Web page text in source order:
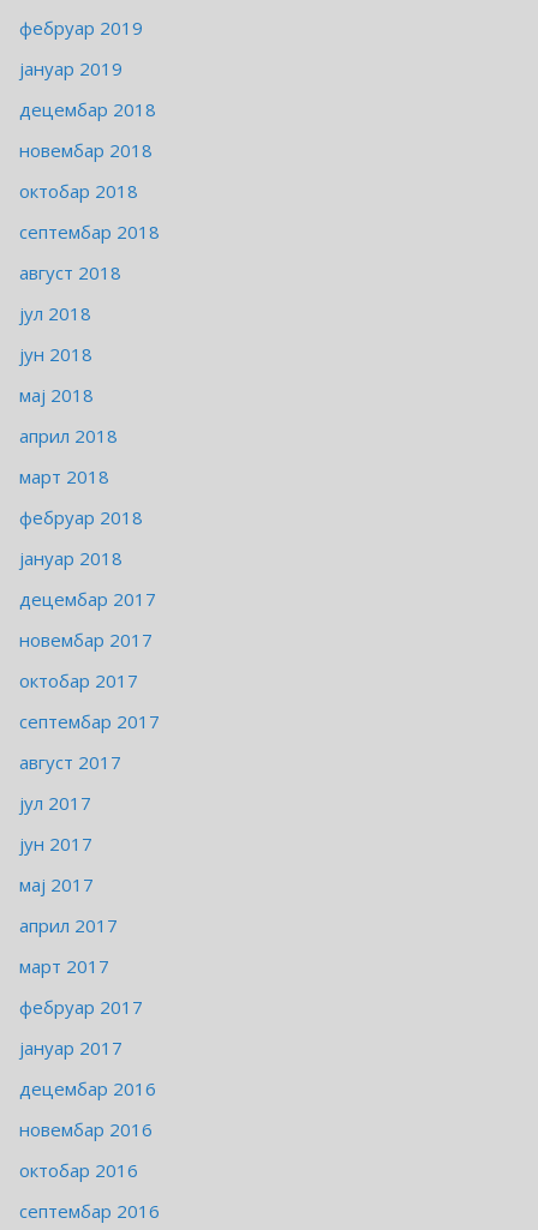
фебруар 2019
јануар 2019
децембар 2018
новембар 2018
октобар 2018
септембар 2018
август 2018
јул 2018
јун 2018
мај 2018
април 2018
март 2018
фебруар 2018
јануар 2018
децембар 2017
новембар 2017
октобар 2017
септембар 2017
август 2017
јул 2017
јун 2017
мај 2017
април 2017
март 2017
фебруар 2017
јануар 2017
децембар 2016
новембар 2016
октобар 2016
септембар 2016